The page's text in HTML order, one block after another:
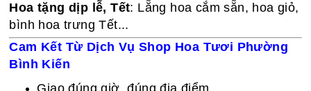
Hoa tặng dịp lễ, Tết: Lẵng hoa cắm sẵn, hoa giỏ,
bình hoa trưng Tết...
Cam Kết Từ Dịch Vụ Shop Hoa Tươi Phường
Bình Kiến